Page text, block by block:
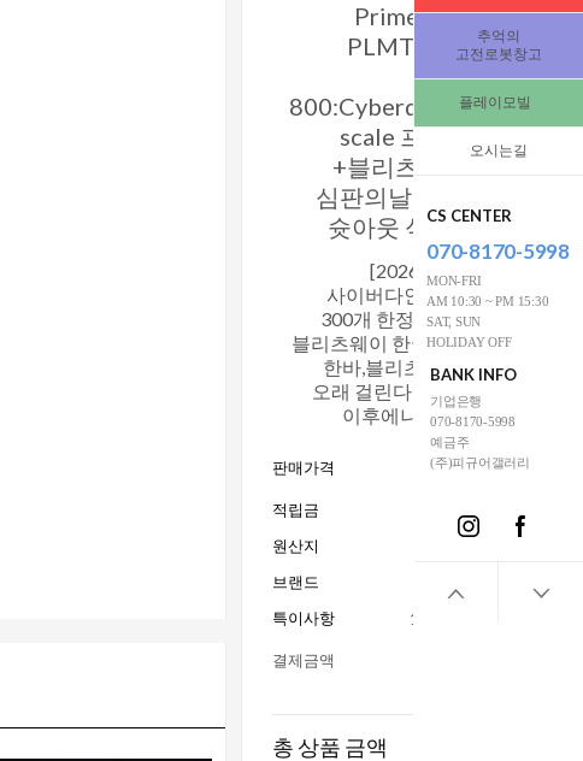
추억의
고전로봇창고
플레이모빌
오시는길
CS CENTER
070-8170-5998
MON-FRI
AM 10:30 ~ PM 15:30
SAT, SUN
HOLIDAY OFF
BANK INFO
기업은행
070-8170-5998
예금주
(주)피규어갤러리
Prime1
PLMT2-01
Judgement
800:Cyberdyne Shootout
scale 프라임원1스튜
+블리츠웨이 터미네이
심판의날 T-800 사이버
슛아웃 식모버전
[2026년4/15일_입고완
사이버다인 슛아웃 제품은 전
300개 한정입니다★입고지연
블리츠웨이 한국총판으로 입고문
한바,블리츠웨이 제품은 식모
오래 걸린다고 연락이 와서 3월
이후에나 가능할 거 같다고
판매가격 3,869,000
적립금
원산지
브랜드
특이사항 15세이상사용_전시수집
결제금액
총 상품 금액